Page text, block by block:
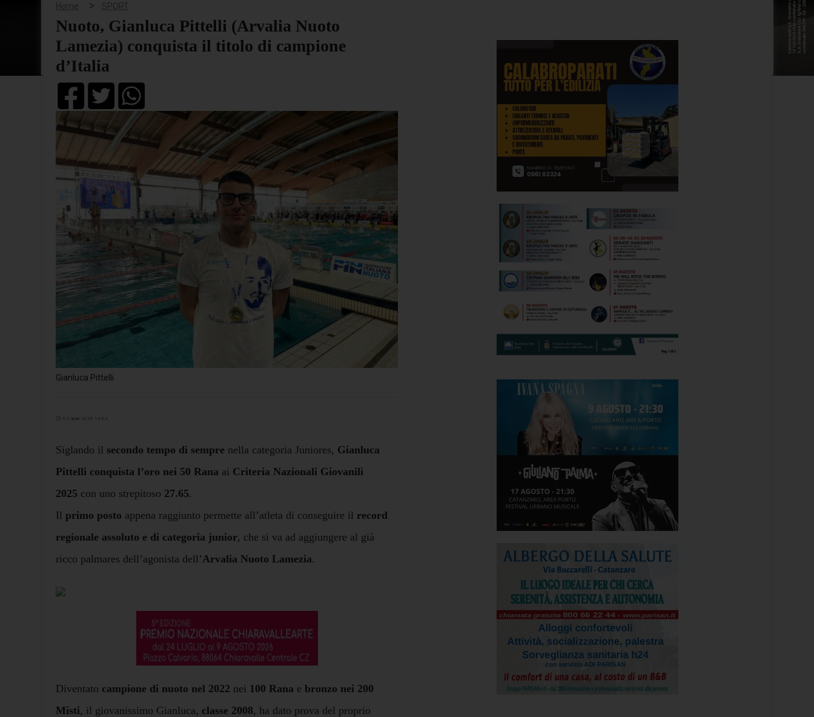
Home > SPORT
Nuoto, Gianluca Pittelli (Arvalia Nuoto
Lamezia) conquista il titolo di campione
d’Italia
Gianluca Pittelli
02 aprile 2025 14:04
Siglando il secondo tempo di sempre nella categoria Juniores, Gianluca
Pittelli conquista l’oro nei 50 Rana ai Criteria Nazionali Giovanili
2025 con uno strepitoso 27.65.
Il primo posto appena raggiunto permette all’atleta di conseguire il record
regionale assoluto e di categoria junior, che si va ad aggiungere al già
ricco palmares dell’agonista dell’Arvalia Nuoto Lamezia.
Diventato campione di nuoto nel 2022 nei 100 Rana e bronzo nei 200
Misti, il giovanissimo Gianluca, classe 2008, ha dato prova del proprio